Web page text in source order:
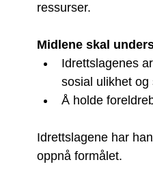
ressurser.
Midlene skal
Idrettslagenes
sosial ulikhet og
Å holde
Idrettslagene har
oppnå formålet.